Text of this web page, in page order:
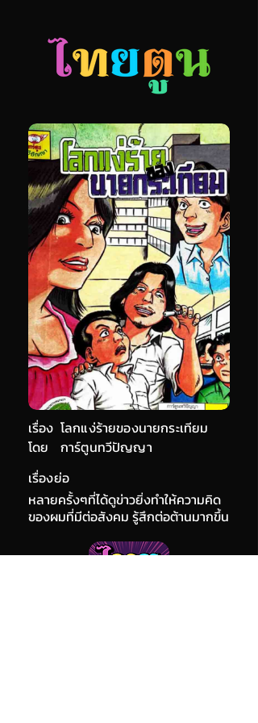
เรื่อง โลกแง่ร้ายของนายกระเทียม
การ์ตูนทวีปัญญา
โดย
เรื่องย่อ
หลายครั้งๆที่ได้ดูข่าวยิ่งทำให้ความคิด
ของผมที่มีต่อสังคม รู้สึกต่อต้านมากขึ้น